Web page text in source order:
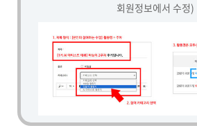
회원정보에서 수정)